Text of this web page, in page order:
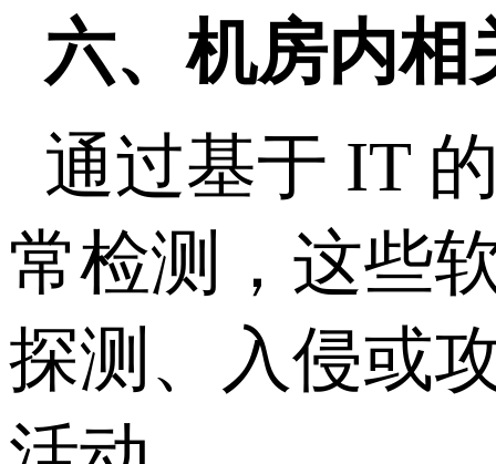
六、机房内相
通过基于 IT
常检测，这些
探测、入侵或